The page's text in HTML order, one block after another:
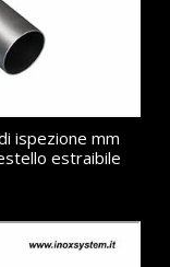
ispezione mm
estraibile